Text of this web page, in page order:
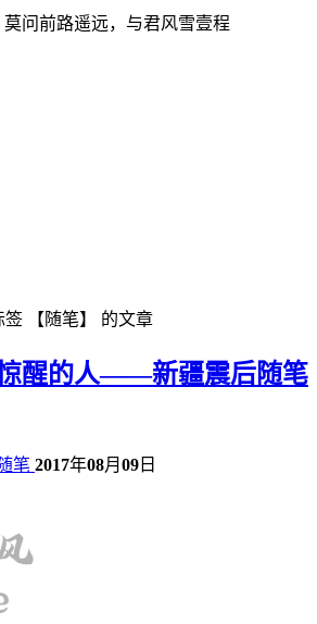
莫问前路遥远，与君风雪壹程
签 【随笔】 的文章
醒的人——新疆震后随笔
笔 2017年08月 09 日